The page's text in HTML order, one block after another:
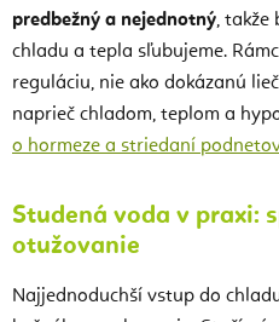
predbežný a nejednotný, takže
chladu a tepla sľubujeme.
reguláciu, nie ako dokázanú
naprieč chladom, teplom a
o hormeze a striedaní podnetov
Studená voda v praxi:
otužovanie
Najjednoduchší vstup do